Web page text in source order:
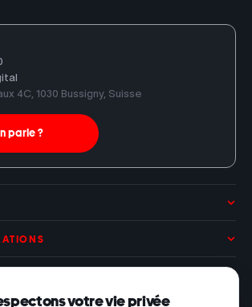
4C, 1030 Bussigny, Suisse
parle ?
votre vie privée